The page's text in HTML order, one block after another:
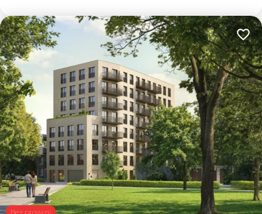
Bez prowizji